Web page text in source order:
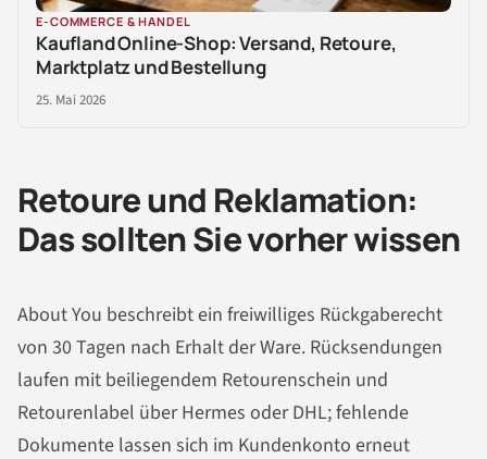
E-COMMERCE & HANDEL
Kaufland Online-Shop: Versand, Retoure,
Marktplatz und Bestellung
25. Mai 2026
Retoure und Reklamation:
Das sollten Sie vorher wissen
About You beschreibt ein freiwilliges Rückgaberecht
von 30 Tagen nach Erhalt der Ware. Rücksendungen
laufen mit beiliegendem Retourenschein und
Retourenlabel über Hermes oder DHL; fehlende
Dokumente lassen sich im Kundenkonto erneut